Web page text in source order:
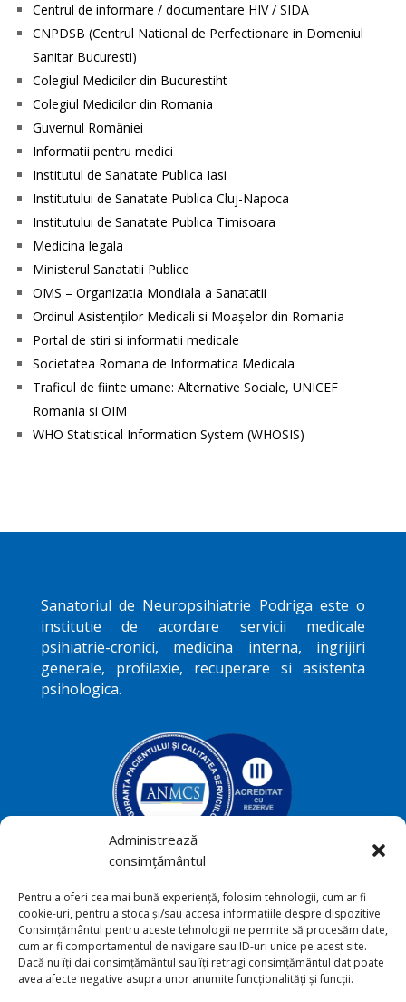
Administrează
consimțământul
Pentru a oferi cea mai bună experiență, folosim tehnologii, cum ar fi
cookie-uri, pentru a stoca și/sau accesa informațiile despre dispozitive.
Consimțământul pentru aceste tehnologii ne permite să procesăm date,
cum ar fi comportamentul de navigare sau ID-uri unice pe acest site.
Dacă nu îți dai consimțământul sau îți retragi consimțământul dat poate
avea afecte negative asupra unor anumite funcționalități și funcții.
Centrul de informare / documentare HIV / SIDA
CNPDSB (Centrul National de Perfectionare in Domeniul
Sanitar Bucuresti)
Colegiul Medicilor din Bucurestiht
Colegiul Medicilor din Romania
Guvernul României
Informatii pentru medici
Institutul de Sanatate Publica Iasi
Institutului de Sanatate Publica Cluj-Napoca
Institutului de Sanatate Publica Timisoara
Medicina legala
Ministerul Sanatatii Publice
OMS – Organizatia Mondiala a Sanatatii
Ordinul Asistenţilor Medicali si Moaşelor din Romania
Portal de stiri si informatii medicale
Societatea Romana de Informatica Medicala
Traficul de fiinte umane: Alternative Sociale, UNICEF
Romania si OIM
WHO Statistical Information System (WHOSIS)
Sanatoriul de Neuropsihiatrie Podriga este o
institutie de acordare servicii medicale
psihiatrie-cronici, medicina interna, ingrijiri
generale, profilaxie, recuperare si asistenta
psihologica.

Podriga, com. Draguseni, jud.
Botoşani
 +40231 541 211